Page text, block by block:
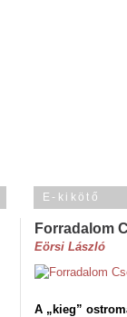
E-kikötő
Forradalom
Eörsi László
A „kieg”